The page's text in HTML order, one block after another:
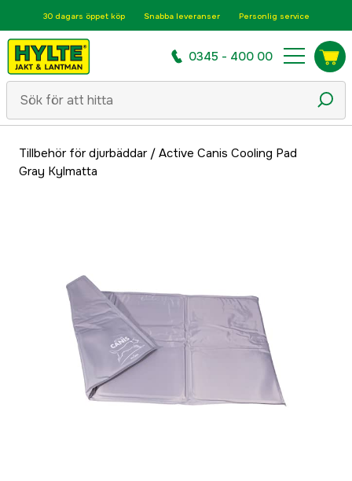
30 dagars öppet köp Snabba leveranser Personlig service
0345 - 400 00
Tillbehör för djurbäddar/ Active Canis Cooling Pad
Gray Kylmatta